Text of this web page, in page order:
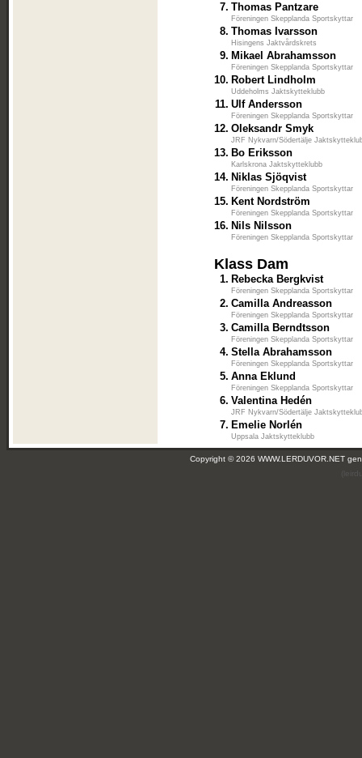
7. Thomas Pantzare
Föreningen Skepplanda Sportskyttar
8. Thomas Ivarsson
Hisingens Jaktvårdskrets
9. Mikael Abrahamsson
Föreningen Skepplanda Sportskyttar
10. Robert Lindholm
Uddeholms Jaktskytteklubb
11. Ulf Andersson
Föreningen Skepplanda Sportskyttar
12. Oleksandr Smyk
JRF Nykvarn/Södertälje
13. Bo Eriksson
Karlskrona Jaktskytteklubb
14. Niklas Sjöqvist
Föreningen Skepplanda Sportskyttar
15. Kent Nordström
Föreningen Skepplanda Sportskyttar
16. Nils Nilsson
Föreningen Skepplanda Sportskyttar
Klass Dam
1. Rebecka Bergkvist
Föreningen Skepplanda Sportskyttar
2. Camilla Andreasson
Föreningen Skepplanda Sportskyttar
3. Camilla Berndtsson
Föreningen Skepplanda Sportskyttar
4. Stella Abrahamsson
Föreningen Skepplanda Sportskyttar
5. Anna Eklund
Föreningen Skepplanda Sportskyttar
6. Valentina Hedén
JRF Nykvarn/Södertälje
7. Emelie Norlén
Uppsala Jaktskytteklubb
Copyright © 2026 WWW.LERDUVOR.NET